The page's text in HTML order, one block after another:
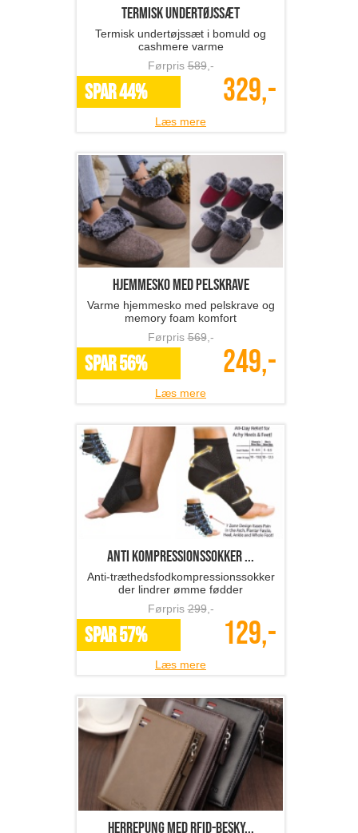
termisk undertøjssæt
Termisk undertøjssæt i bomuld og
cashmere varme
Førpris589,-
SPAR 44% 329,-
Læs mere
hjemmesko med pelskrave
Varme hjemmesko med pelskrave og
memory foam komfort
Førpris569,-
SPAR 56% 249,-
Læs mere
anti kompressionssokker ...
Anti-træthedsfodkompressionssokker
der lindrer ømme fødder
Førpris299,-
SPAR 57% 129,-
Læs mere
Herrepung med RFID-besky...